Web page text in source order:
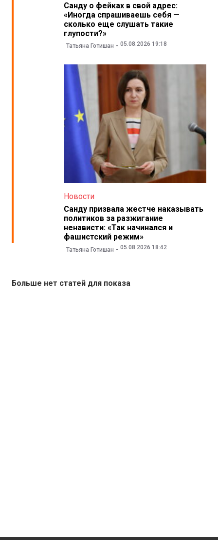
Санду о фейках в свой адрес:
«Иногда спрашиваешь себя —
сколько еще слушать такие
глупости?»
Татьяна Готишан 05.08.2026 19:18
Новости
Санду призвала жестче наказывать
политиков за разжигание
ненависти: «Так начинался и
фашистский режим»
Татьяна Готишан 05.08.2026 18:42
Больше нет статей для показа